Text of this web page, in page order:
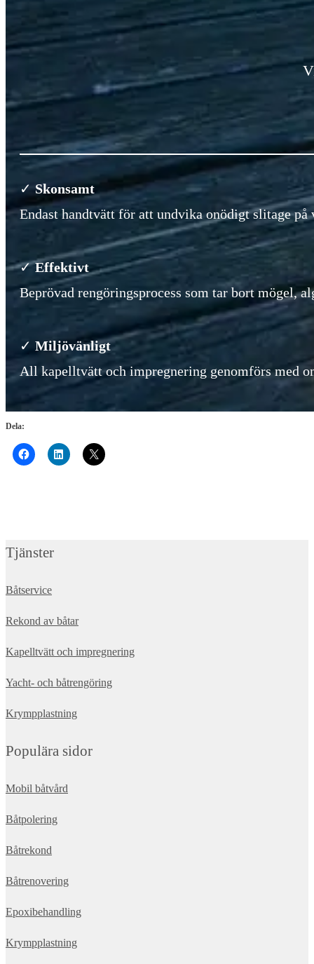
✓Skonsamt
Endast handtvätt för att undvika onödigt slitage på
✓Effektivt
Beprövad rengöringsprocess som tar bort mögel,
✓ Miljövänligt
All kapelltvätt och impregnering genomförs med
Dela:
Tjänster
Båtservice
Rekond av båtar
Kapelltvätt och impregnering
Yacht- och båtrengöring
Krympplastning
Populära sidor
Mobil båtvård
Båtpolering
Båtrekond
Båtrenovering
Epoxibehandling
Krympplastning